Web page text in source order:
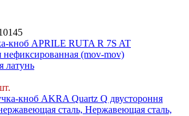
кноб APRILE RUTA R 7S AT
нефиксированная (mov-mov)
латунь